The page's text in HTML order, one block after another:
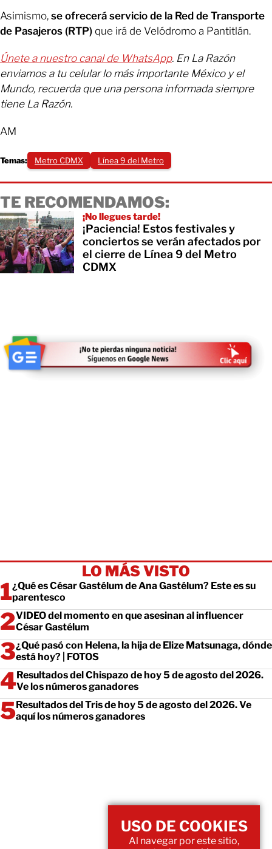
Asimismo, se ofrecerá servicio de la Red de Transporte
de Pasajeros (RTP) que irá de Velódromo a Pantitlán.
Únete a nuestro canal de WhatsApp. En La Razón
enviamos a tu celular lo más importante México y el
Mundo, recuerda que una persona informada siempre
tiene La Razón.
AM
Temas: Metro CDMX Línea 9 del Metro
TE RECOMENDAMOS:
¡No llegues tarde!
¡Paciencia! Estos festivales y
conciertos se verán afectados por
el cierre de Línea 9 del Metro
CDMX
LO MÁS VISTO
¿Qué es César Gastélum de Ana Gastélum? Este es su
parentesco
VIDEO del momento en que asesinan al influencer
César Gastélum
¿Qué pasó con Helena, la hija de Elize Matsunaga, dónde
está hoy? | FOTOS
Resultados del Chispazo de hoy 5 de agosto del 2026.
Ve los números ganadores
Resultados del Tris de hoy 5 de agosto del 2026. Ve
aquí los números ganadores
USO DE COOKIES
Al navegar por este sitio,